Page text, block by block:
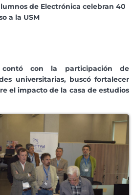
de Electrónica celebran 40
a la USM
con la participación de
universitarias, buscó fortalecer
el impacto de la casa de estudios